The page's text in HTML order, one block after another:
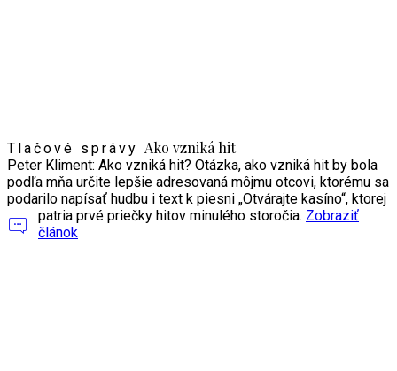
Tlačové správy Ako vzniká hit
Peter Kliment: Ako vzniká hit? Otázka, ako vzniká hit by bola
podľa mňa určite lepšie adresovaná môjmu otcovi, ktorému sa
podarilo napísať hudbu i text k piesni „Otvárajte kasíno“, ktorej
patria prvé priečky hitov minulého storočia. Zobraziť
článok